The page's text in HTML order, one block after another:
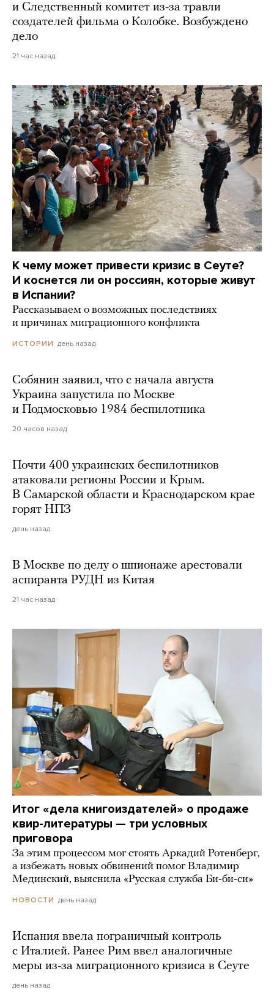
и Следственный комитет из-за травли
создателей фильма о Колобке. Возбуждено
дело
21 час назад
К чему может привести кризис в Сеуте?
И коснется ли он россиян, которые живут
в Испании?
Рассказываем о возможных последствиях
и причинах миграционного конфликта
ИСТОРИИ день назад
Собянин заявил, что с начала августа
Украина запустила по Москве
и Подмосковью 1984 беспилотника
20 часов назад
Почти 400 украинских беспилотников
атаковали регионы России и Крым.
В Самарской области и Краснодарском крае
горят НПЗ
день назад
В Москве по делу о шпионаже арестовали
аспиранта РУДН из Китая
21 час назад
Итог «дела книгоиздателей» о продаже
квир-литературы — три условных
приговора
За этим процессом мог стоять Аркадий Ротенберг,
а избежать новых обвинений помог Владимир
Мединский, выяснила «Русская служба Би-би-си»
НОВОСТИ день назад
Испания ввела пограничный контроль
с Италией. Ранее Рим ввел аналогичные
меры из-за миграционного кризиса в Сеуте
день назад